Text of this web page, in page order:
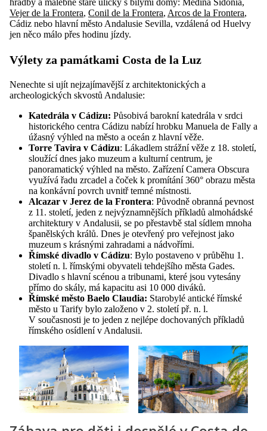
hradby a malebné staré uličky s bílými domy: Medina Sidonia,
Vejer de la Frontera, Conil de la Frontera, Arcos de la Frontera,
Cádiz nebo hlavní město Andalusie Sevilla, vzdálená od Huelvy
jen něco málo přes hodinu jízdy.
Výlety za památkami Costa de la Luz
Nenechte si ujít nejzajímavější z architektonických a
archeologických skvostů Andalusie:
Katedrála v Cádizu: Působivá barokní katedrála v srdci
historického centra Cádizu nabízí hrobku Manuela de Fally a
úžasný výhled na město a oceán z hlavní věže.
Torre Tavira v Cádizu: Lákadlem strážní věže z 18. století,
sloužící dnes jako muzeum a kulturní centrum, je
panoramatický výhled na město. Zařízení Camera Obscura
využívá řadu zrcadel a čoček k promítání 360° obrazu města
na konkávní povrch uvnitř temné místnosti.
Alcazar v Jerez de la Frontera: Původně obranná pevnost
z 11. století, jeden z nejvýznamnějších příkladů almohádské
architektury v Andalusii, se po přestavbě stal sídlem mnoha
španělských králů. Dnes je otevřený pro veřejnost jako
muzeum s krásnými zahradami a nádvořími.
Římské divadlo v Cádizu: Bylo postaveno v průběhu 1.
století n. l. římskými obyvateli tehdejšího města Gades.
Divadlo s hlavní scénou a tribunami, které jsou vytesány
přímo do skály, má kapacitu asi 10 000 diváků.
Římské město Baelo Claudia: Starobylé antické římské
město u Tarify bylo založeno v 2. století př. n. l.
V současnosti je to jeden z nejlépe dochovaných příkladů
římského osídlení v Andalusii.